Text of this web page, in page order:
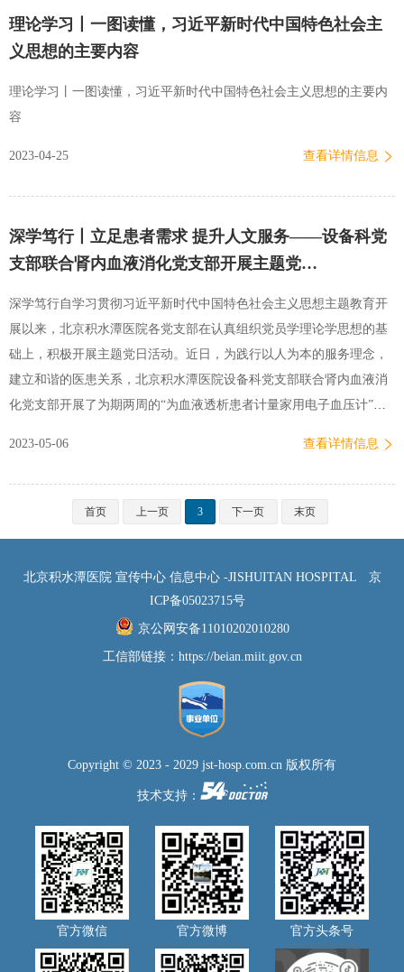
安同志部署相关工作并提出要求，要以习近平新时代中国特色社会主
义思想为指导，深入贯彻落实党的二十大精神和总书记关于党风廉政
建设和反腐败斗争论述。他强调，组织召开回龙观院区扩建工程廉洁
风险防控专题会，目的是加强对回龙观院区扩建工程中权力运行的制
控机制。按照院党委关于《回龙观院区扩建工程廉洁风险防控…
理论学习丨一图读懂，习近平新时代中国特色社会主
义思想的主要内容
理论学习丨一图读懂，习近平新时代中国特色社会主义思想的主要内
容
2023-04-25 查看详情信息
深学笃行丨立足患者需求 提升人文服务——设备科党
支部联合肾内血液消化党支部开展主题党…
深学笃行自学习贯彻习近平新时代中国特色社会主义思想主题教育开
展以来，北京积水潭医院各党支部在认真组织党员学理论学思想的基
础上，积极开展主题党日活动。近日，为践行以人为本的服务理念，
建立和谐的医患关系，北京积水潭医院设备科党支部联合肾内血液消
化党支部开展了为期两周的“为血液透析患者计量家用电子血压计”活
会慢慢降低，呈周期性波动，需要每天对血压进行监测。经常听到
有“肾友”抱怨，在家测量的血压值和在医院测的相差较大，而居家血
重要。设备科党支部的党员来自设备科和医工处，是生物医学工程专
业技术人才，对医疗设备有着全面的了解。对医疗设备进行计量监测
是为了更好地保障医疗设备良好的运行状态，保证患者检查时的安全
性和检查结果的准确性。活动现场，设备科党支部的工程师们…
2023-05-06 查看详情信息
首页 上一页 3 下一页 末页
北京积水潭医院 宣传中心 信息中心 -JISHUITAN HOSPITAL
京
ICP备05023715号
京公网安备11010202010280
工信部链接： https://beian.miit.gov.cn
Copyright © 2023 - 2029 jst-hosp.com.cn 版权所有
技术支持：
官方微信 官方微博 官方头条号